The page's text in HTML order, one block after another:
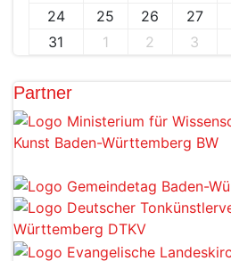
24
25 26 27
31
1 2 3
Partner